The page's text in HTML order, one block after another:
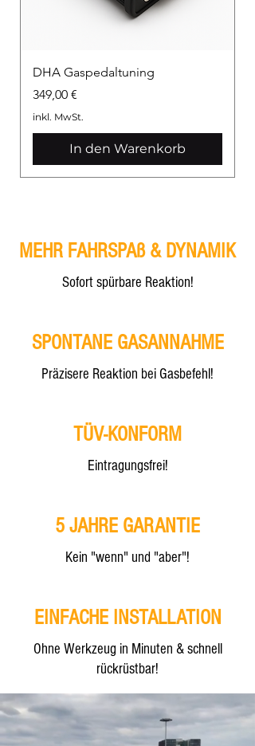
DHA Gaspedaltuning
Preis
349,00 €
inkl. MwSt.
In den Warenkorb
MEHR FAHRSPAß & DYNAMIK
Sofort spürbare Reaktion!
SPONTANE GASANNAHME
Präzisere Reaktion bei Gasbefehl!
TÜV-KONFORM
Eintragungsfrei!
5 JAHRE GARANTIE
Kein "wenn" und "aber"!
EINFACHE INSTALLATION
Ohne Werkzeug in Minuten & schnell
rückrüstbar!